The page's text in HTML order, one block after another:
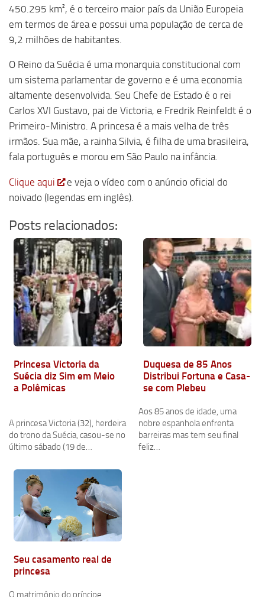
450.295 km², é o terceiro maior país da União Europeia
em termos de área e possui uma população de cerca de
9,2 milhões de habitantes.
O Reino da Suécia é uma monarquia constitucional com
um sistema parlamentar de governo e é uma economia
altamente desenvolvida. Seu Chefe de Estado é o rei
Carlos XVI Gustavo, pai de Victoria, e Fredrik Reinfeldt é o
Primeiro-Ministro. A princesa é a mais velha de três
irmãos. Sua mãe, a rainha Silvia, é filha de uma brasileira,
fala português e morou em São Paulo na infância.
Clique aqui
e veja o vídeo com o anúncio oficial do
noivado (legendas em inglês).
Posts relacionados:
Princesa Victoria da
Suécia diz Sim em Meio
a Polêmicas
A princesa Victoria (32), herdeira
do trono da Suécia, casou-se no
último sábado (19 de…
Duquesa de 85 Anos
Distribui Fortuna e Casa-
se com Plebeu
Aos 85 anos de idade, uma
nobre espanhola enfrenta
barreiras mas tem seu final
feliz…
Seu casamento real de
princesa
O matrimônio do príncipe